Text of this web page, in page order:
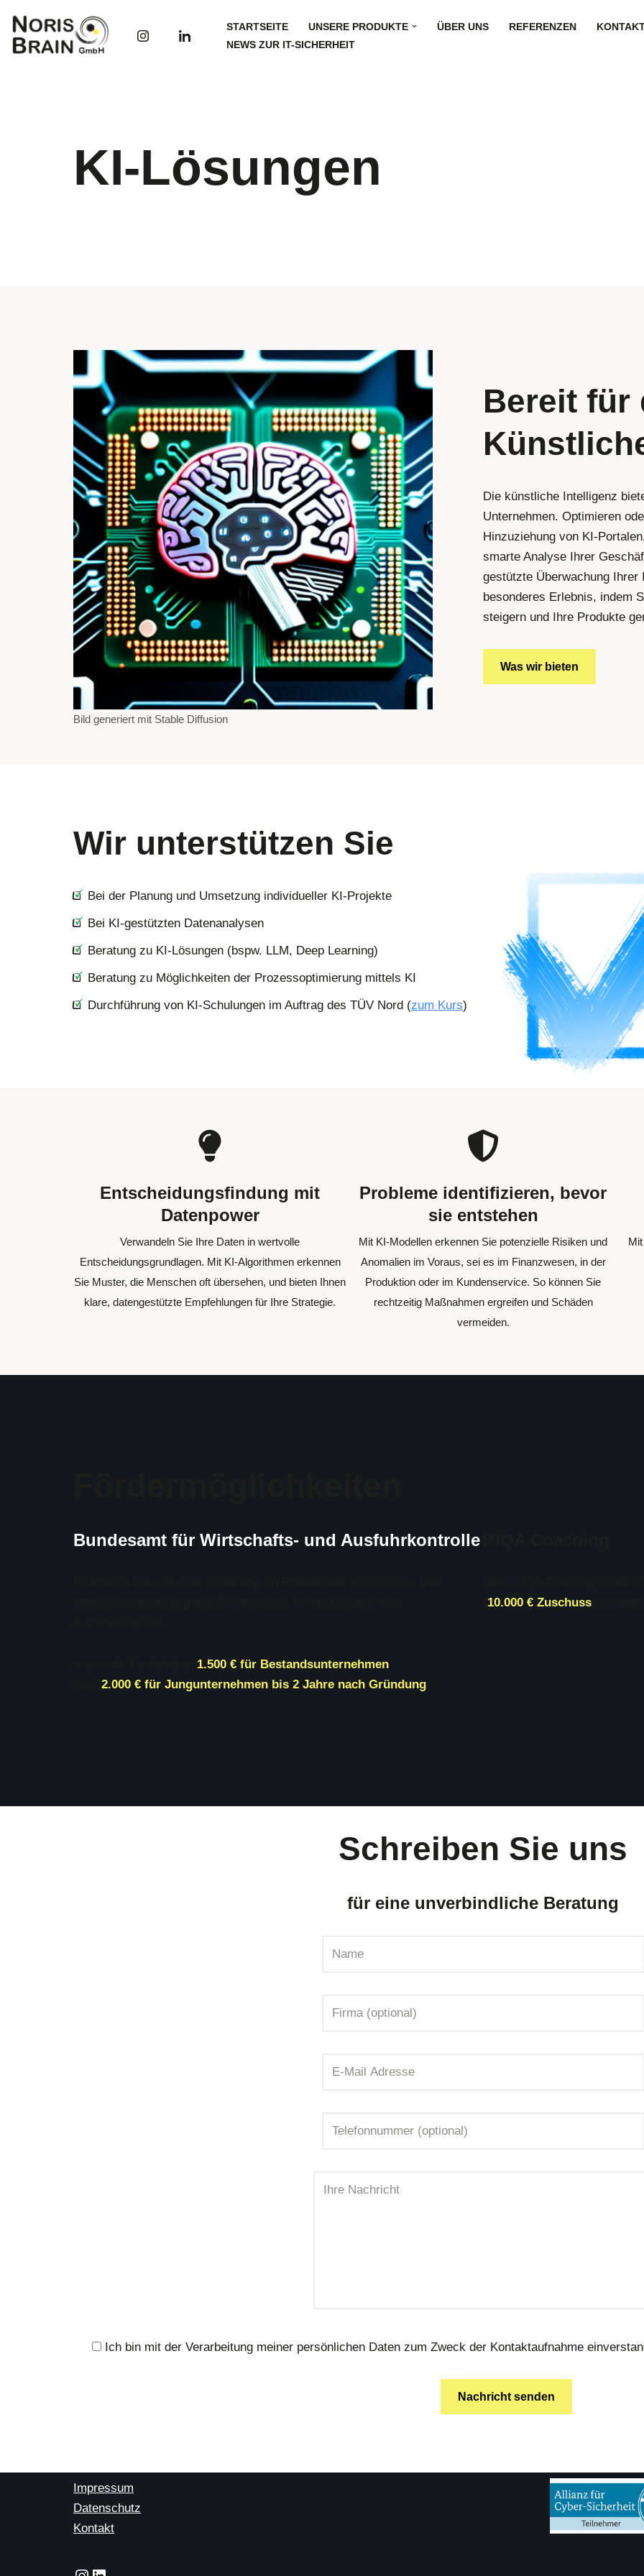
Zum
STARTSEITE UNSERE PRODUKTE ÜBER UNS REFERENZEN
NEWS ZUR IT-SICHERHEIT
KI-Lösungen
Bild generiert mit Stable Diffusion
Bereit für
Die künstliche Intelligenz
Unternehmen. Optimieren
Hinzuziehung von KI-
smarte Analyse Ihrer
gestützte Überwachung Ihrer
besonderes Erlebnis, indem
steigern und Ihre Produkte
Was wir bieten
Wir unterstützen Sie
Bei der Planung und Umsetzung individueller KI-Projekte
Bei KI-gestützten Datenanalysen
Beratung zu KI-Lösungen (bspw. LLM, Deep Learning)
Beratung zu Möglichkeiten der Prozessoptimierung mittels KI
Durchführung von KI-Schulungen im Auftrag des TÜV Nord (zum Kurs)
Entscheidungsfindung mit
Datenpower
Verwandeln Sie Ihre Daten in wertvolle
Entscheidungsgrundlagen. Mit KI-Algorithmen erkennen
Sie Muster, die Menschen oft übersehen, und bieten Ihnen
klare, datengestützte Empfehlungen für Ihre Strategie.
Probleme identifizieren, bevor
sie entstehen
Mit KI-Modellen erkennen Sie potenzielle Risiken und
Anomalien im Voraus, sei es im Finanzwesen, in der
Produktion oder im Kundenservice. So können Sie
rechtzeitig Maßnahmen ergreifen und Schäden
vermeiden.
Bundesamt für Wirtschafts- und Ausfuhrkontrolle
1.500 € für Bestandsunternehmen
2.000 € für Jungunternehmen bis 2 Jahre nach Gründung
10.000 € Zuschuss
Schreiben Sie uns
für eine unverbindliche Beratung
Ich bin mit der Verarbeitung meiner persönlichen Daten zum Zweck der Kontaktaufnahme
Impressum
Datenschutz
Kontakt